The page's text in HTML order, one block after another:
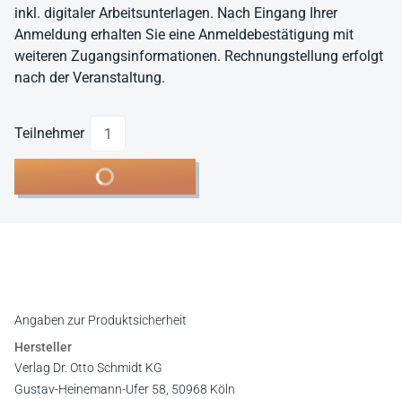
inkl. digitaler Arbeitsunterlagen. Nach Eingang Ihrer
Anmeldung erhalten Sie eine Anmeldebestätigung mit
weiteren Zugangsinformationen. Rechnungstellung erfolgt
nach der Veranstaltung.
Teilnehmer
Anzahl
In den Warenkorb
Angaben zur Produktsicherheit
Hersteller
Verlag Dr. Otto Schmidt KG
Gustav-Heinemann-Ufer 58, 50968 Köln